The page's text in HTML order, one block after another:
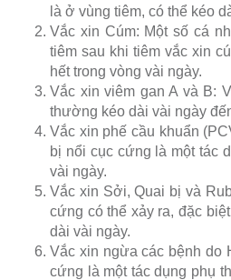
là ở vùng tiêm, có thể kéo
Vắc xin Cúm: Một số cá
tiêm sau khi tiêm vắc xin
hết trong vòng vài ngày.
Vắc xin viêm gan A và B:
thường kéo dài vài ngày
Vắc xin phế cầu khuẩn
bị nổi cục cứng là một tác
vài ngày.
Vắc xin Sởi, Quai bị và
cứng có thể xảy ra, đặc
dài vài ngày.
Vắc xin ngừa các bệnh do
cứng là một tác dụng phụ